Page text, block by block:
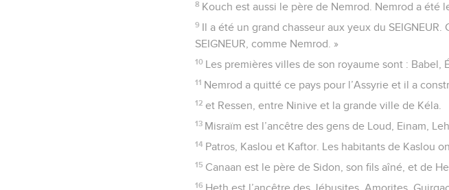
8 Kouch est aussi le père de Nemrod. Nemrod a été
9 Il a été un grand chasseur aux yeux du
SEIGNEUR, comme Nemrod. »
10 Les premières villes de son royaume sont : Babel,
11 Nemrod a quitté ce pays pour l’Assyrie et il a
12 et Ressen, entre Ninive et la grande ville de Kéla.
13 Misraïm est l’ancêtre des gens de Loud, Einam,
14 Patros, Kaslou et Kaftor. Les habitants de Kaslou
15 Canaan est le père de Sidon, son fils aîné, et de
16 Heth est l’ancêtre des Jébusites, Amorites,